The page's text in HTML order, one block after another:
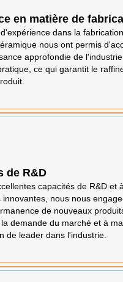
en matière de
dans la
nous ont permis
approfondie de
ce qui garantit le
de R&D
capacités de R&D et
innovantes, nous nous
de nouveaux
demande du marché et à
de leader dans l'industrie.